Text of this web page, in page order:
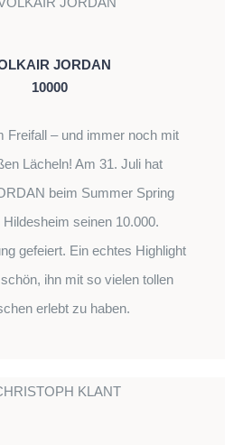
JORDAN
10000
Freifall – und immer noch mit
Lächeln! Am 31. Juli hat
beim Summer Spring
Hildesheim seinen 10.000.
gefeiert. Ein echtes Highlight
ihn mit so vielen tollen
erlebt zu haben.